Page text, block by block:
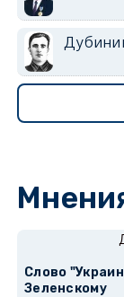
Слово
Зеленскому